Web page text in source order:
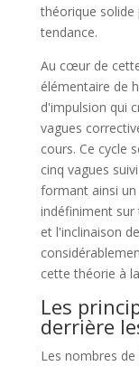
théorique
tendance.
Au cœur de
élémentaire de
d'impulsion qui
vagues
cours. Ce cycle
cinq vagues
formant ainsi
indéfiniment sur
et l'inclinaison
cette théorie à
Les
derrière
Les nombres